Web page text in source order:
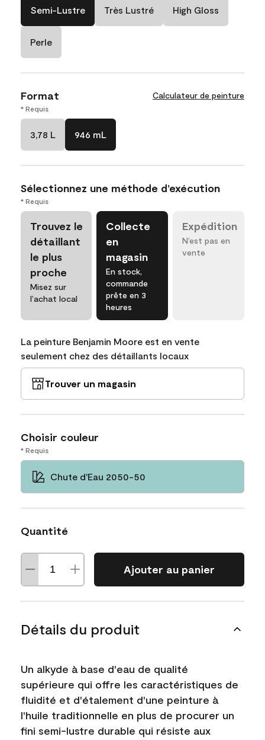
Semi-Lustre Très Lustré High Gloss
Perle
Format Calculateur de peinture
* Requis
3,78 L 946 mL
Sélectionnez une méthode d’exécution
* Requis
Trouvez le
détaillant
le plus
proche
Misez sur
l’achat local
Collecte
en
magasin
En stock,
commande
prête en 3
heures
Expédition
N’est pas en
vente
La peinture Benjamin Moore est en vente
seulement chez des détaillants locaux
Trouver un magasin
Choisir couleur
* Requis
Chute d'Eau 2050-50
Quantité
Ajouter au panier
Détails du produit
Un alkyde à base d'eau de qualité
supérieure qui offre les caractéristiques de
fluidité et d'étalement d'une peinture à
l'huile traditionnelle en plus de procurer un
fini semi-lustre durable qui résiste aux